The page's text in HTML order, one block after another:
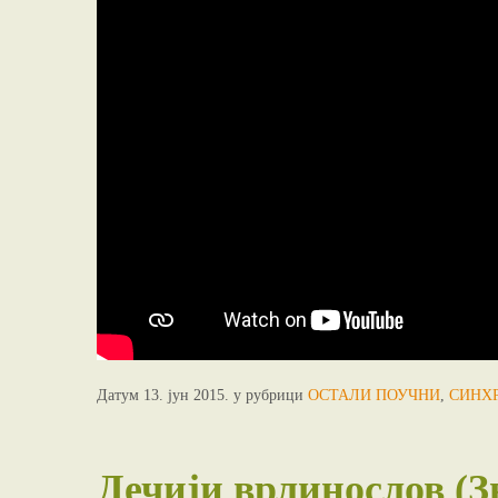
Датум 13. јун 2015. у рубрици ОСТАЛИ ПОУЧНИ,
Дечији врлинослов